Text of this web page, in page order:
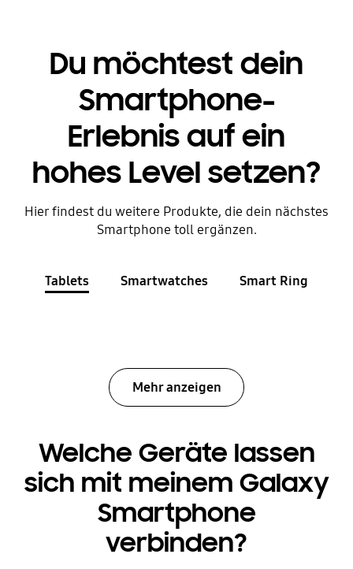
Du möchtest dein
Smartphone-
Erlebnis auf ein
hohes Level setzen?
Hier findest du weitere Produkte, die dein nächstes
Smartphone toll ergänzen.
Tablets Smartwatches Smart Ring
Mehr anzeigen
Welche Geräte lassen
sich mit meinem Galaxy
Smartphone
verbinden?